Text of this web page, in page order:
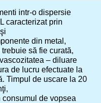
intr-o dispersie
caracterizat prin
din metal,
să fie curată,
– diluare
de lucru efectuate la
Timpul de uscare la 20
de vopsea